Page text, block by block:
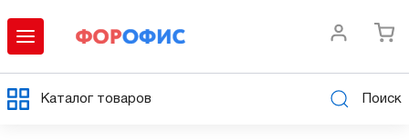
Каталог товаров Поиск